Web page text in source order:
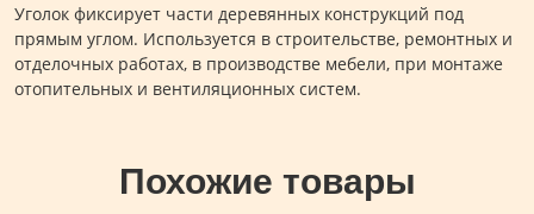
Уголок фиксирует части деревянных конструкций под
прямым углом. Используется в строительстве, ремонтных и
отделочных работах, в производстве мебели, при монтаже
отопительных и вентиляционных систем.
Похожие товары